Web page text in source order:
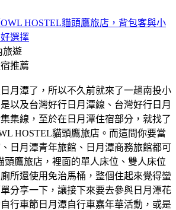
OWL HOSTEL貓頭鷹旅店，背包客與小
選擇
旅遊
月潭了，所以不久前就來了一趟南投小
以及台灣好行日月潭線、台灣好行日月
集線，至於在日月潭住宿部分，就找了
HOSTEL貓頭鷹旅店。而這間你要當
日月潭青年旅館、日月潭商務旅館都可
頭鷹旅店，裡面的單人床位、雙人床位
所還使用免治馬桶，整個住起來覺得蠻
分享一下，讓接下來要去參與日月潭花
行車節日月潭自行車嘉年華活動，或是